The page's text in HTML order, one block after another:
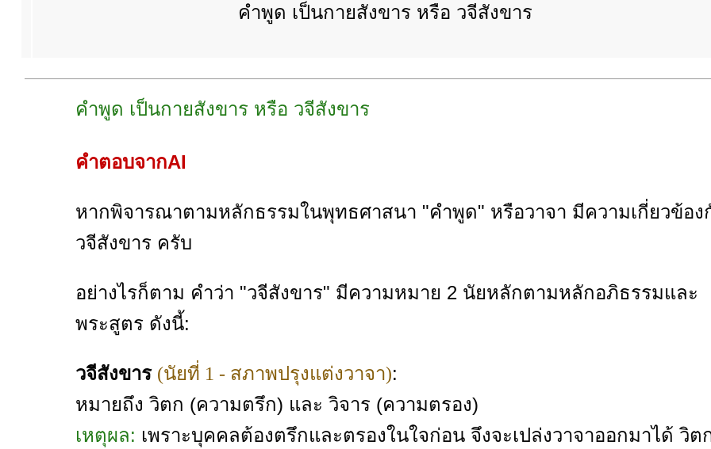
คำพูด เป็นกายสังขาร หรือ วจีสังขาร
คำพูด เป็นกายสังขาร หรือ วจีสังขาร
คำตอบจากAI
หากพิจารณาตามหลักธรรมในพุทธศาสนา "คำพูด" หรือวาจา มีความเกี่ยวข้อง
วจีสังขาร ครับ
อย่างไรก็ตาม คำว่า "วจีสังขาร" มีความหมาย 2 นัยหลักตามหลักอภิธรรมและ
พระสูตร ดังนี้:
วจีสังขาร (นัยที่ 1 - สภาพปรุงแต่งวาจา):
หมายถึง วิตก (ความตรึก) และ วิจาร (ความตรอง)
เหตุผล: เพราะบุคคลต้องตรึกและตรองในใจก่อน จึงจะเปล่งวาจาออกมาได้ วิต